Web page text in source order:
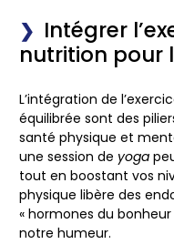
Intégrer
nutrition pour
L’intégration de l’
équilibrée sont des
santé physique et
une session de yoga
tout en boostant vos
physique libère des
« hormones du
notre humeur.